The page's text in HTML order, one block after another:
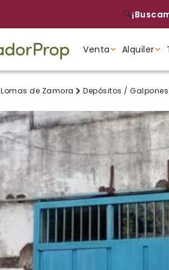
🔍
Venta
Tipo de propiedad
Alquiler
Tipo de propiedad
Tipo de propiedad
Lomas de Zamora Depósitos /